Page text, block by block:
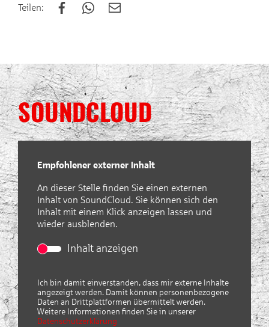
Teilen:
SOUNDCLOUD
Empfohlener externer Inhalt
An dieser Stelle finden Sie einen externen
Inhalt von SoundCloud. Sie können sich den
Inhalt mit einem Klick anzeigen lassen und
wieder ausblenden.
Inhalt anzeigen
Ich bin damit einverstanden, dass mir externe Inhalte
angezeigt werden. Damit können personenbezogene
Daten an Drittplattformen übermittelt werden.
Weitere Informationen finden Sie in unserer
Datenschutzerklärung